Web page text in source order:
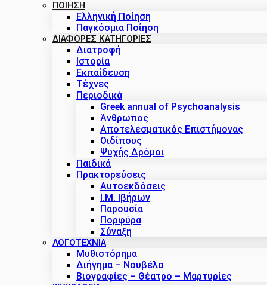
ΠΟΙΗΣΗ
Ελληνική Ποίηση
Παγκόσμια Ποίηση
ΔΙΑΦΟΡΕΣ ΚΑΤΗΓΟΡΙΕΣ
Διατροφή
Ιστορία
Εκπαίδευση
Τέχνες
Περιοδικά
Greek annual of Psychoanalysis
Άνθρωπος
Αποτελεσματικός Επιστήμονας
Οιδίπους
Ψυχής Δρόμοι
Παιδικά
Πρακτoρεύσεις
Αυτοεκδόσεις
Ι.Μ. Ιβήρων
Παρουσία
Πορφύρα
Σύναξη
ΛΟΓΟΤΕΧΝΙΑ
Μυθιστόρημα
Διήγημα – Νουβέλα
Βιογραφίες – Θέατρο – Μαρτυρίες